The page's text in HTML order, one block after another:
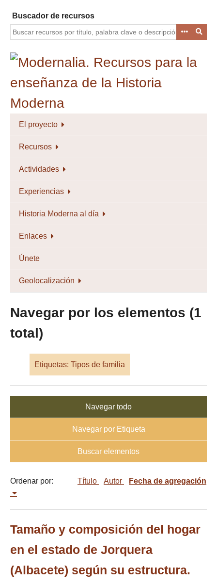
contenido
principal
Buscador de recursos
El proyecto
Recursos
Actividades
Experiencias
Historia Moderna al día
Enlaces
Únete
Geolocalización
Navegar por los elementos (1
total)
Etiquetas: Tipos de familia
Navegar todo
Navegar por Etiqueta
Buscar elementos
Ordenar por: Título Autor Fecha de agregación
Tamaño y composición del hogar
en el estado de Jorquera
(Albacete) según su estructura.